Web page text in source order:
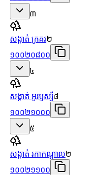
៣
សង្កាត់ ក្រគរ២
១០០២០៨០០
៤
សង្កាត់ អូរឫស្សី៨
១០០២១០០០
៥
សង្កាត់ រកាកណ្ដាល២
១០០២១១០០